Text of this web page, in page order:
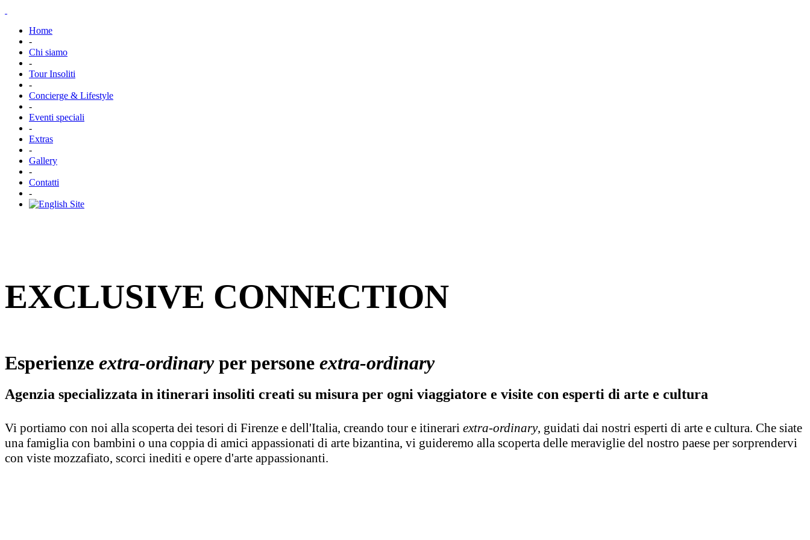
Home
-
Chi siamo
-
Tour Insoliti
-
Concierge & Lifestyle
-
Eventi speciali
-
Extras
-
Gallery
-
Contatti
-
EXCLUSIVE CONNECTION
Esperienze extra-ordinaryper persone extra-ordinary
Agenzia specializzata in itinerari insoliti creati su misura per ogni viaggiatore e visite con esperti di arte e cultura
Vi portiamo con noi alla scoperta dei tesori di Firenze e dell'Italia, creando tour e itinerari extra-ordinary, guidati dai nostri esperti di arte e cultura. Che siate
una famiglia con bambini o una coppia di amici appassionati di arte bizantina, vi guideremo alla scoperta delle meraviglie del nostro paese per sorprendervi
con viste mozzafiato, scorci inediti e opere d'arte appassionanti.